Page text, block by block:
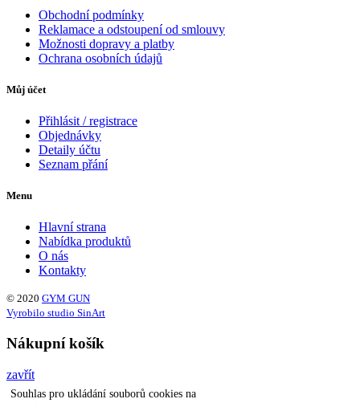
Obchodní podmínky
Reklamace a odstoupení od smlouvy
Možnosti dopravy a platby
Ochrana osobních údajů
Můj účet
Přihlásit / registrace
Objednávky
Detaily účtu
Seznam přání
Menu
Hlavní strana
Nabídka produktů
O nás
Kontakty
© 2020 GYM GUN
Vyrobilo studio SinArt
Nákupní košík
zavřít
Souhlas pro ukládání souborů cookies na